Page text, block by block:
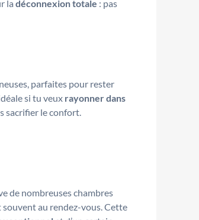
la déconnexion totale : pas
parfaites pour rester
si tu veux rayonner dans
sacrifier le confort.
de nombreuses chambres
souvent au rendez-vous. Cette